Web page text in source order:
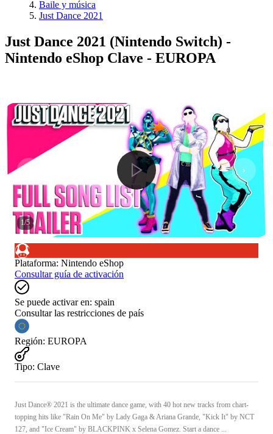
Baile y música
Just Dance 2021
Just Dance 2021 (Nintendo Switch) -
Nintendo eShop Clave - EUROPA
1/5
Plataforma: Nintendo eShop
Consultar guía de activación
Se puede activar en: spain
Consultar las restricciones de país
Región: EUROPA
Tipo: Clave
Just Dance® 2021 is the ultimate dance game, with 40 hot new tracks from chart-
topping hits like "Rain On Me" by Lady Gaga & Ariana Grande, "Kick It" by NCT
127, and "Ice Cream" by BLACKPINK x Selena Gomez. Start a dance ...